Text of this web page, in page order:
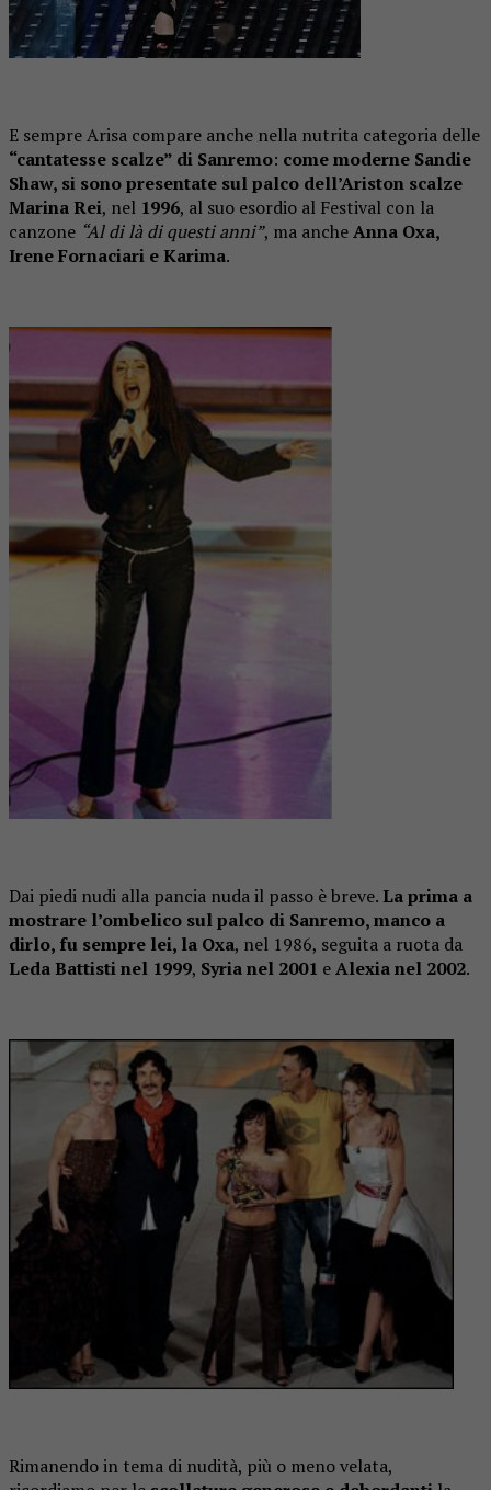
E sempre Arisa compare anche nella nutrita categoria delle
“cantatesse scalze” di Sanremo: come moderne Sandie
Shaw, si sono presentate sul palco dell’Ariston scalze
Marina Rei, nel 1996, al suo esordio al Festival con la
canzone “Al di là di questi anni”, ma ancheAnna Oxa,
Irene Fornaciari e Karima.
Dai piedi nudi alla pancia nuda il passo è breve. La prima a
mostrare l’ombelico sul palco di Sanremo, manco a
dirlo, fu sempre lei, la Oxa, nel 1986, seguita a ruota da
Leda Battisti nel 1999, Syria nel 2001 eAlexia nel 2002.
Rimanendo in tema di nudità, più o meno velata,